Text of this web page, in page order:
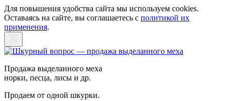
Для повышения удобства сайта мы используем cookies.
Оставаясь на сайте, вы соглашаетесь с политикой их
применения.
Продажа выделанного меха
норки, песца, лисы и др.
Продаем от одной шкурки.